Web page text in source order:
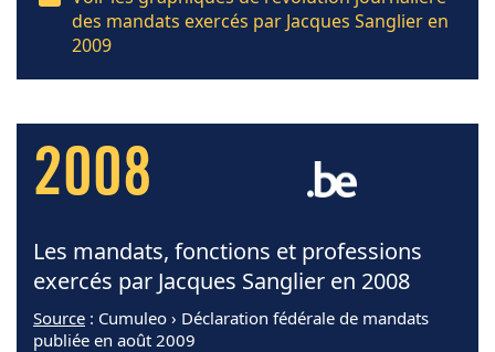
des mandats exercés par Jacques Sanglier en
2009
2008
Les mandats, fonctions et professions
exercés par Jacques Sanglier en 2008
Source : Cumuleo › Déclaration fédérale de mandats
publiée en août 2009